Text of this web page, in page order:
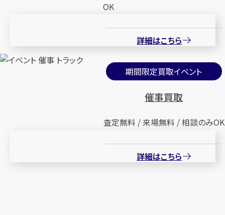
OK
詳細はこちら
期間限定買取イベント
催事買取
査定無料 / 来場無料 / 相談のみOK
詳細はこちら